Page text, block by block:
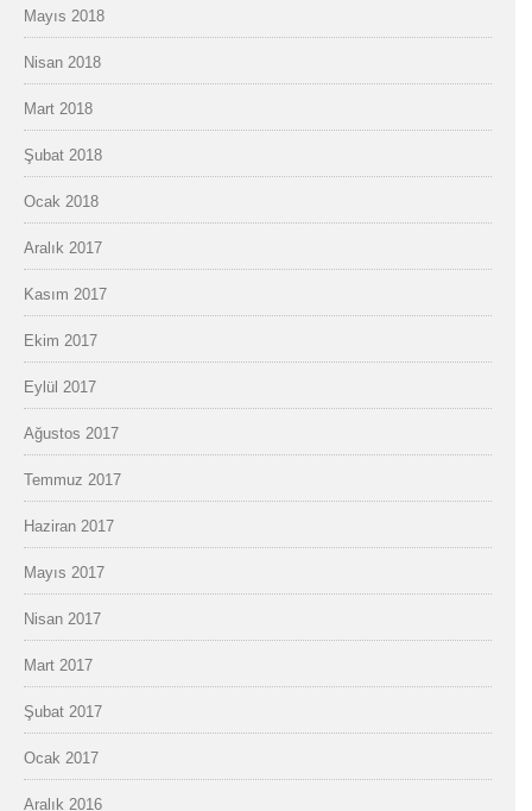
Mayıs 2018
Nisan 2018
Mart 2018
Şubat 2018
Ocak 2018
Aralık 2017
Kasım 2017
Ekim 2017
Eylül 2017
Ağustos 2017
Temmuz 2017
Haziran 2017
Mayıs 2017
Nisan 2017
Mart 2017
Şubat 2017
Ocak 2017
Aralık 2016